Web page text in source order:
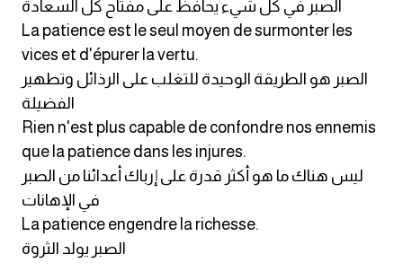
كلمات بحرف g
كلمات بحرف h
كلمات بحرف i
كلمات بحرف j
الصبر في كل شيء يحافظ على مفتاح كل السعادة
La patience est le seul moyen de surmonter les
vices et d'épurer la vertu.
الصبر هو الطريقة الوحيدة للتغلب على الرذائل وتطهير
الفضيلة
Rien n'est plus capable de confondre nos ennemis
que la patience dans les injures.
ليس هناك ما هو أكثر قدرة على إرباك أعدائنا من الصبر
في الإهانات
La patience engendre la richesse.
الصبر يولد الثروة